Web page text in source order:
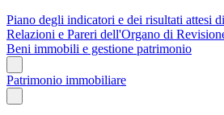
Piano degli indicatori e dei risultati attesi
Relazioni e Pareri dell'Organo di
Beni immobili e gestione patrimonio
Patrimonio immobiliare